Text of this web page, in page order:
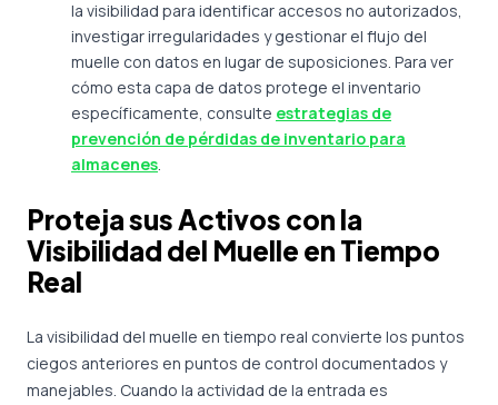
la visibilidad para identificar accesos no autorizados,
investigar irregularidades y gestionar el flujo del
muelle con datos en lugar de suposiciones. Para ver
cómo esta capa de datos protege el inventario
específicamente, consulte estrategias de
prevención de pérdidas de inventario para
almacenes.
Proteja sus Activos con la
Visibilidad del Muelle en Tiempo
Real
La visibilidad del muelle en tiempo real convierte los puntos
ciegos anteriores en puntos de control documentados y
manejables. Cuando la actividad de la entrada es